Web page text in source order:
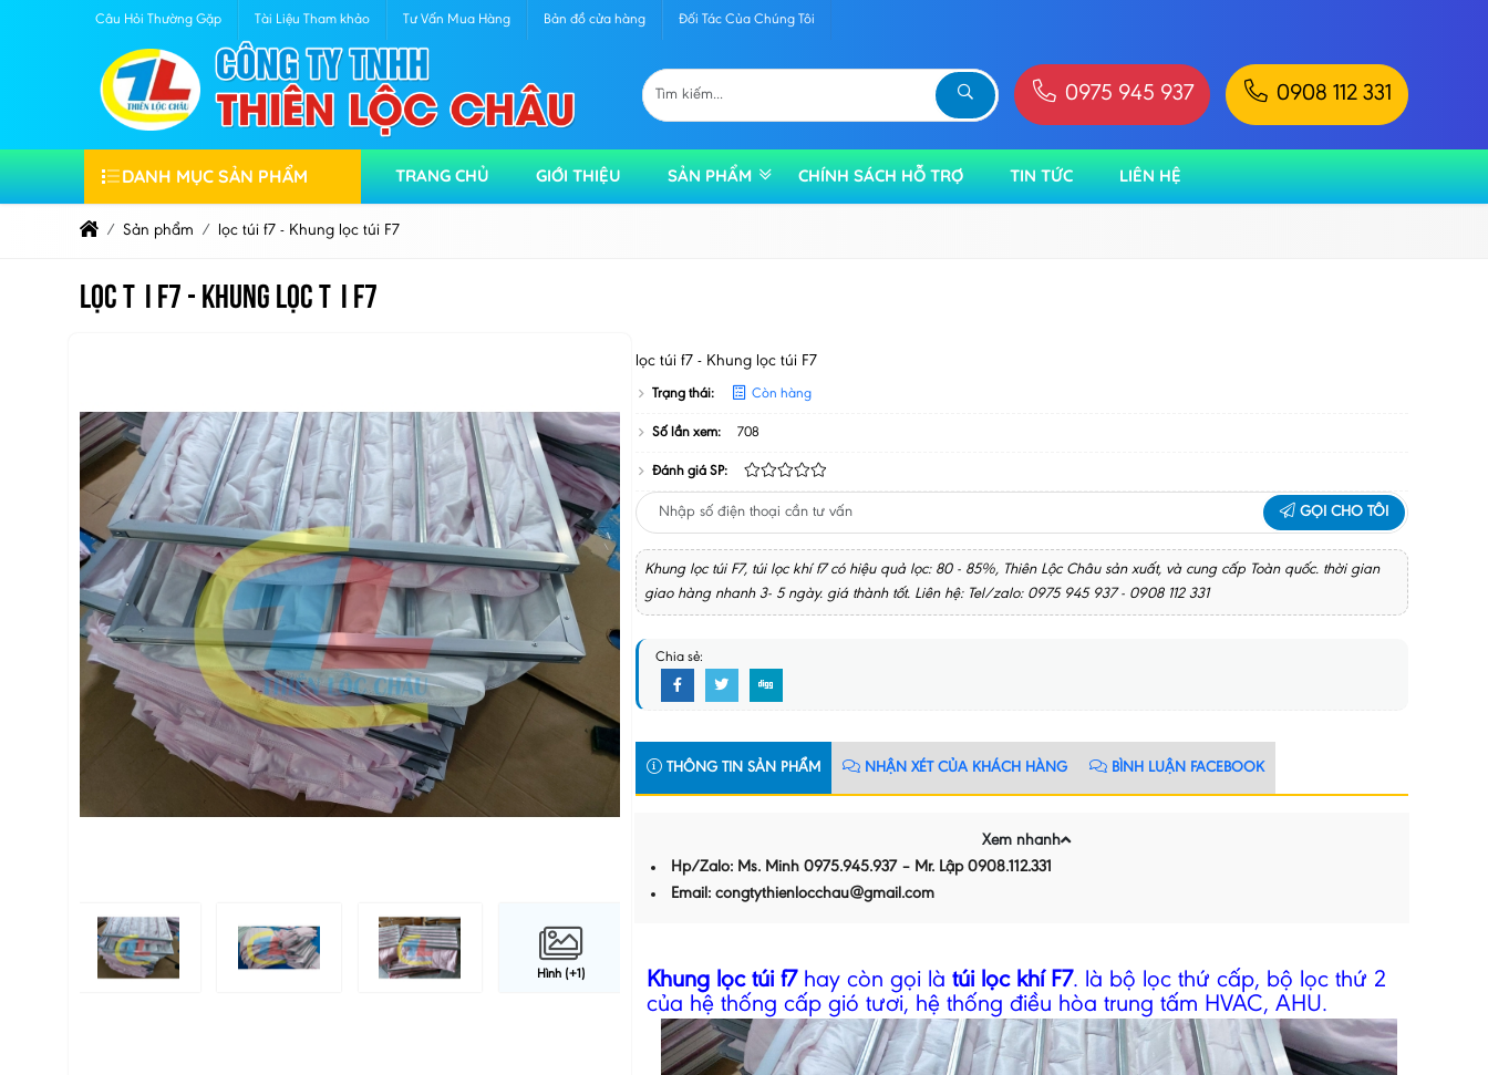
Câu Hỏi Thường Gặp Tài Liệu Tham khảo Tư Vấn Mua Hàng Bản đồ cửa hàng Đối Tác Của Chúng Tôi
0975 945 937 0908 112 331
DANH MỤC SẢN PHẨM TRANG CHỦ GIỚI THIỆU SẢN PHẨM CHÍNH SÁCH HỖ TRỢ TIN TỨC LIÊN HỆ
Sản phẩm lọc túi f7 - Khung lọc túi F7
lọc túi f7 - Khung lọc túi F7
Hình (+1)
lọc túi f7 - Khung lọc túi F7
Trạng thái: Còn hàng
Số lần xem: 708
Đánh giá SP:
GỌI CHO TÔI
Khung lọc túi F7, túi lọc khí f7 có hiệu quả lọc: 80 - 85%, Thiên Lộc Châu sản xuất, và cung cấp Toàn quốc. thời gian
giao hàng nhanh 3- 5 ngày. giá thành tốt. Liên hệ: Tel/zalo: 0975 945 937 - 0908 112 331
Chia sẻ:
THÔNG TIN SẢN PHẨM NHẬN XÉT CỦA KHÁCH HÀNG BÌNH LUẬN FACEBOOK
Xem nhanh
Hp/Zalo: Ms. Minh 0975.945.937 – Mr. Lập 0908.112.331
Email: congtythienlocchau@gmail.com
Khung lọc túi f7hay còn gọi là túi lọc khí F7. là bộ lọc thứ cấp, bộ lọc thứ 2
của hệ thống cấp gió tươi, hệ thống điều hòa trung tấm HVAC, AHU.